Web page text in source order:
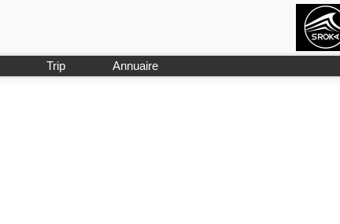
Trip Annuaire